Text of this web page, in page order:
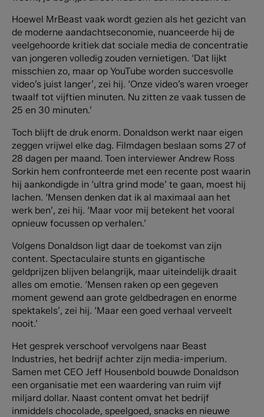
Hoewel MrBeast vaak wordt gezien als het gezicht van
de moderne aandachtseconomie, nuanceerde hij de
veelgehoorde kritiek dat sociale media de concentratie
van jongeren volledig zouden vernietigen. ‘Dat lijkt
misschien zo, maar op YouTube worden succesvolle
video’s juist langer’, zei hij. ‘Onze video’s waren vroeger
twaalf tot vijftien minuten. Nu zitten ze vaak tussen de
25 en 30 minuten.’
Toch blijft de druk enorm. Donaldson werkt naar eigen
zeggen vrijwel elke dag. Filmdagen beslaan soms 27 of
28 dagen per maand. Toen interviewer Andrew Ross
Sorkin hem confronteerde met een recente post waarin
hij aankondigde in ‘ultra grind mode’ te gaan, moest hij
lachen. ‘Mensen denken dat ik al maximaal aan het
werk ben’, zei hij. ‘Maar voor mij betekent het vooral
opnieuw focussen op verhalen.’
Volgens Donaldson ligt daar de toekomst van zijn
content. Spectaculaire stunts en gigantische
geldprijzen blijven belangrijk, maar uiteindelijk draait
alles om emotie. ‘Mensen raken op een gegeven
moment gewend aan grote geldbedragen en enorme
spektakels’, zei hij. ‘Maar een goed verhaal verveelt
nooit.’
Het gesprek verschoof vervolgens naar Beast
Industries, het bedrijf achter zijn media-imperium.
Samen met CEO Jeff Housenbold bouwde Donaldson
een organisatie met een waardering van ruim vijf
miljard dollar. Naast content omvat het bedrijf
inmiddels chocolade, speelgoed, snacks en nieuwe